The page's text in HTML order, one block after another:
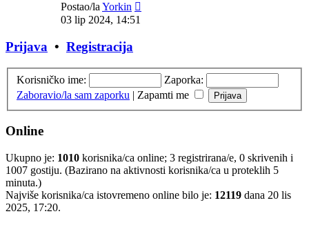
Postao/laYorkin
03 lip 2024, 14:51
Prijava • Registracija
Korisničko ime:
Zaporka:
Zaboravio/la sam zaporku | Zapamti me
Online
Ukupno je: 1010 korisnika/ca online; 3 registrirana/e, 0 skrivenih i
1007 gostiju. (Bazirano na aktivnosti korisnika/ca u proteklih 5
minuta.)
Najviše korisnika/ca istovremeno online bilo je: 12119 dana 20 lis
2025, 17:20.